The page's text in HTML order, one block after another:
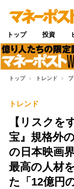
トップ 投資
トップ トレンド
トレンド
【リスクを
宝』規格外
の日本映画
最高の人材
た「12億円